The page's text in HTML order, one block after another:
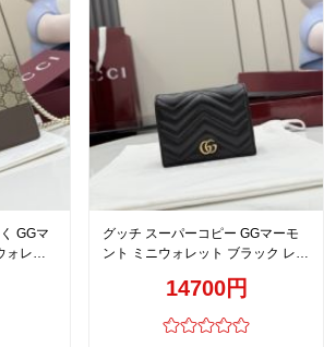
GGマ
ォレッ
グッチ スーパーコピー GGマーモ
ント ミニウォレット ブラック レザ
14700円